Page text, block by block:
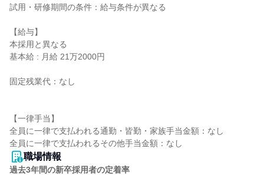
試用・研修期間の条件：給与条件が異なる
【給与】
本採用と異なる
基本給 : 月給 21万2000円
固定残業代：なし
【一律手当】
全員に一律で支払われる通勤・皆勤・家族手当金額：なし
職場情報
過去3年間の新卒採用者の定着率